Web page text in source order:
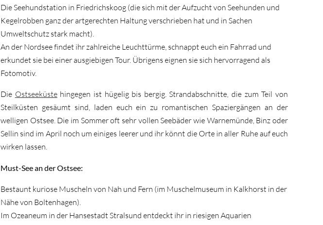
Die Seehundstation in Friedrichskoog (die sich mit der Aufzucht von Seehunden und
Kegelrobben ganz der artgerechten Haltung verschrieben hat und in Sachen
Umweltschutz stark macht).
An der Nordsee findet ihr zahlreiche Leuchttürme, schnappt euch ein Fahrrad und
erkundet sie bei einer ausgiebigen Tour. Übrigens eignen sie sich hervorragend als
Fotomotiv.
Die Ostseeküstehingegen ist hügelig bis bergig. Strandabschnitte, die zum Teil von
Steilküsten gesäumt sind, laden euch ein zu romantischen Spaziergängen an der
welligen Ostsee. Die im Sommer oft sehr vollen Seebäder wie Warnemünde, Binz oder
Sellin sind im April noch um einiges leerer und ihr könnt die Orte in aller Ruhe auf euch
wirken lassen.
Must-See an der Ostsee:
Bestaunt kuriose Muscheln von Nah und Fern (im Muschelmuseum in Kalkhorst in der
Nähe von Boltenhagen).
Im Ozeaneum in der Hansestadt Stralsund entdeckt ihr in riesigen Aquarien